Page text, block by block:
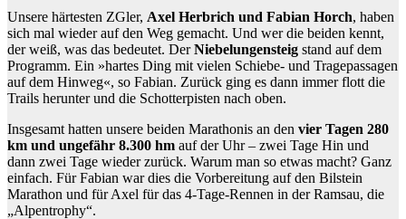
Unsere härtesten ZGler, Axel Herbrich und Fabian Horch, haben
sich mal wieder auf den Weg gemacht. Und wer die beiden kennt,
der weiß, was das bedeutet. DerNiebelungensteig stand auf dem
Programm. Ein »hartes Ding mit vielen Schiebe- und Tragepassagen
auf dem Hinweg«, so Fabian. Zurück ging es dann immer flott die
Trails herunter und die Schotterpisten nach oben.
Insgesamt hatten unsere beiden Marathonis an den vier Tagen 280
km und ungefähr 8.300 hm auf der Uhr – zwei Tage Hin und
dann zwei Tage wieder zurück. Warum man so etwas macht? Ganz
einfach. Für Fabian war dies die Vorbereitung auf den Bilstein
Marathon und für Axel für das 4-Tage-Rennen in der Ramsau, die
„Alpentrophy“.